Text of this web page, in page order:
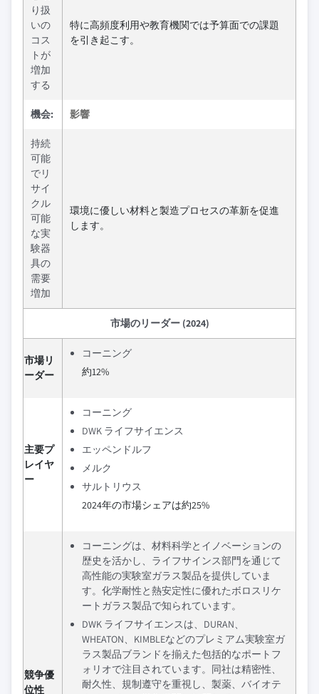
り扱
いの
コス
トが
増加
する
特に高頻度利用や教育機関では予算面での課題
を引き起こす。
機会: 影響
持続
可能
でリ
サイ
クル
可能
な実
験器
具の
需要
増加
環境に優しい材料と製造プロセスの革新を促進
します。
市場のリーダー (2024)
市場リ
ーダー
コーニング
約12%
主要プ
レイヤ
ー
コーニング
DWK ライフサイエンス
エッペンドルフ
メルク
サルトリウス
2024年の市場シェアは約25%
競争優
位性
コーニングは、材料科学とイノベーションの
歴史を活かし、ライフサインス部門を通じて
高性能の実験室ガラス製品を提供していま
す。化学耐性と熱安定性に優れたボロスリケ
ートガラス製品で知られています。
DWK ライフサイエンスは、DURAN、
WHEATON、KIMBLEなどのプレミアム実験室ガ
ラス製品ブランドを揃えた包括的なポートフ
ォリオで注目されています。同社は精密性、
耐久性、規制遵守を重視し、製薬、バイオテ